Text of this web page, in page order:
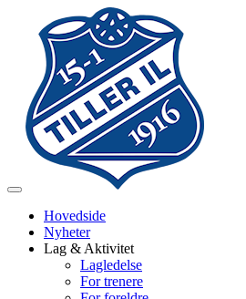
Veksle
navigasjonHovedside
Nyheter
Lag & Aktivitet
Lagledelse
For trenere